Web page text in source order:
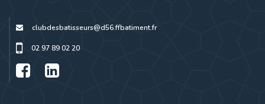
clubdesbatisseurs@d56.ffbatiment.fr
02 97 89 02 20